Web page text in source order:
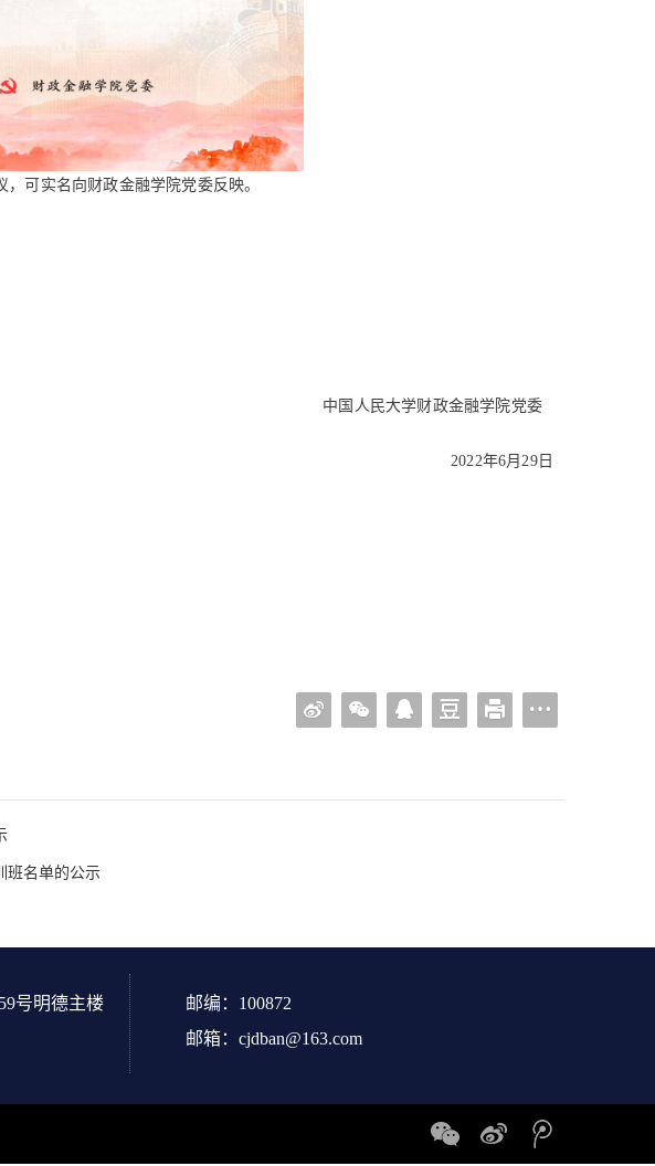
可实名向财政金融学院党委反映。
中国人民大学财政金融学院党委
2022年6月29日
班名单的公示
号明德主楼
邮编：100872
邮箱：cjdban@163.com